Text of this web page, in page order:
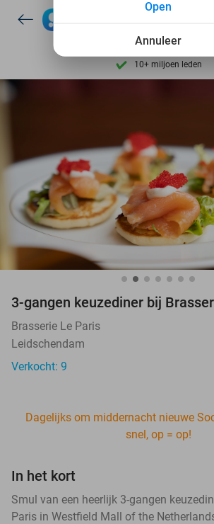
7 dagen per week
10+ miljoen leden
9,4 op basis van
10+ miljoen leden
3-gangen keuzediner bij
Brasserie Le Paris
Leidschendam
Verkocht: 9
Dagelijks om middernacht nieuwe
snel, op = op!
In het kort
Smul van een heerlijk 3-gangen
Paris in Westfield Mall of the
Annuleer
Open